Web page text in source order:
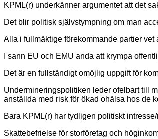
KPML(r) underkänner argumentet att det
Det blir politisk självstympning om man
Alla i fullmäktige förekommande partier
I sann EU och EMU anda att krympa
Det är en fullständigt omöjlig uppgift för
Undermineringspolitiken leder ofelbart till
anställda med risk för ökad ohälsa hos de
Bara KPML(r) har tydligen politiskt
Skattebefrielse för storföretag och